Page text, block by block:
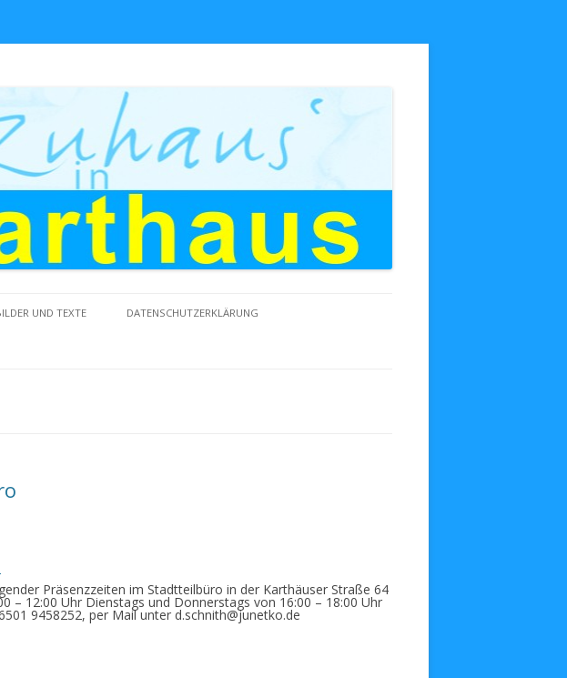
UND TEXTE DATENSCHUTZERKLÄRUNG
Präsenzzeiten im Stadtteilbüro in der Karthäuser Straße 64
– 12:00 Uhr Dienstags und Donnerstags von 16:00 – 18:00 Uhr
9458252, per Mail unter d.schnith@junetko.de